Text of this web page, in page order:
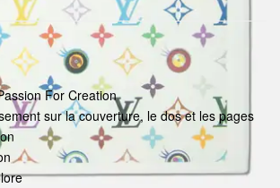
For Creation
sur la couverture, le dos et les pages